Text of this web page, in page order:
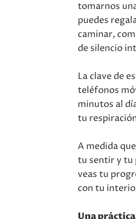
tomarnos
puedes
caminar,
de silencio
La clave de
teléfonos
minutos al
tu
A medida
tu sentir y tu
veas tu
con tu
Una